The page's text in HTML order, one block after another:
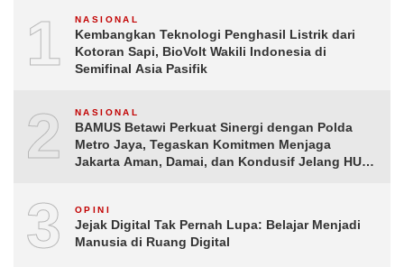
1 NASIONAL
Kembangkan Teknologi Penghasil Listrik dari
Kotoran Sapi, BioVolt Wakili Indonesia di
Semifinal Asia Pasifik
2 NASIONAL
BAMUS Betawi Perkuat Sinergi dengan Polda
Metro Jaya, Tegaskan Komitmen Menjaga
Jakarta Aman, Damai, dan Kondusif Jelang HUT
3 OPINI
Jejak Digital Tak Pernah Lupa: Belajar Menjadi
Manusia di Ruang Digital